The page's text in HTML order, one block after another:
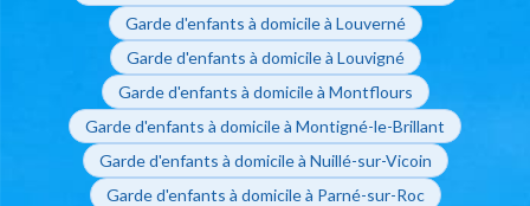
Garde d'enfants à domicile à Louverné
Garde d'enfants à domicile à Louvigné
Garde d'enfants à domicile à Montflours
Garde d'enfants à domicile à Montigné-le-Brillant
Garde d'enfants à domicile à Nuillé-sur-Vicoin
Garde d'enfants à domicile à Parné-sur-Roc